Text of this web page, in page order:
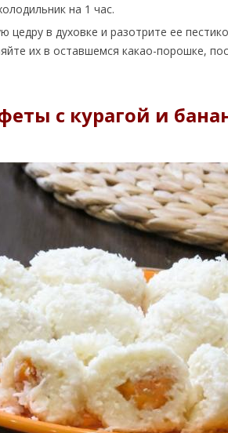
на 1 час.
цедру в духовке и разотрите ее
их в оставшемся какао-порошке,
с курагой и